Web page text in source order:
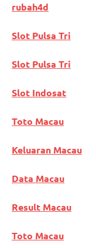
rubah4d
Slot Pulsa Tri
Slot Pulsa Tri
Slot Indosat
Toto Macau
Keluaran Macau
Data Macau
Result Macau
Toto Macau